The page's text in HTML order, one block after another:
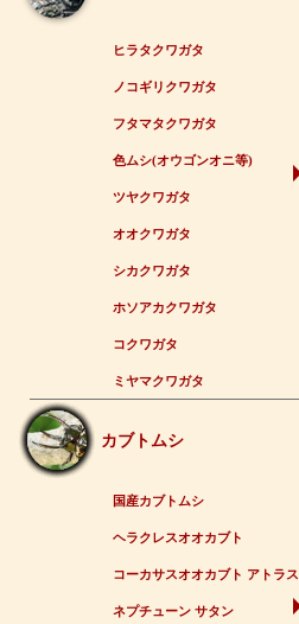
ヒラタクワガタ
ノコギリクワガタ
フタマタクワガタ
色ムシ(オウゴンオニ等)
ツヤクワガタ
オオクワガタ
シカクワガタ
ホソアカクワガタ
コクワガタ
ミヤマクワガタ
カブトムシ
国産カブトムシ
ヘラクレスオオカブト
コーカサスオオカブト アトラス
ネプチューン サタン